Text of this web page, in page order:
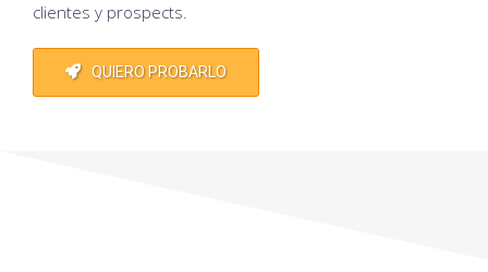
clientes y prospects.
QUIERO PROBARLO